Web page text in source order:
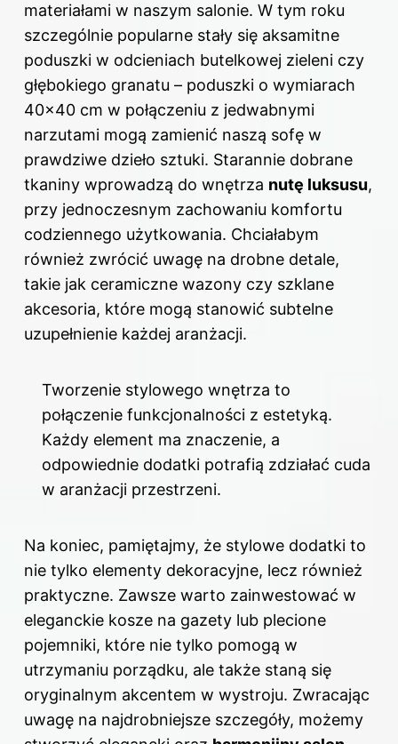
materiałami w naszym salonie. W tym roku
szczególnie popularne stały się aksamitne
poduszki w odcieniach butelkowej zieleni czy
głębokiego granatu – poduszki o wymiarach
40×40 cm w połączeniu z jedwabnymi
narzutami mogą zamienić naszą sofę w
prawdziwe dzieło sztuki. Starannie dobrane
tkaniny wprowadzą do wnętrza nutę luksusu,
przy jednoczesnym zachowaniu komfortu
codziennego użytkowania. Chciałabym
również zwrócić uwagę na drobne detale,
takie jak ceramiczne wazony czy szklane
akcesoria, które mogą stanowić subtelne
uzupełnienie każdej aranżacji.
Tworzenie stylowego wnętrza to
połączenie funkcjonalności z estetyką.
Każdy element ma znaczenie, a
odpowiednie dodatki potrafią zdziałać cuda
w aranżacji przestrzeni.
Na koniec, pamiętajmy, że stylowe dodatki to
nie tylko elementy dekoracyjne, lecz również
praktyczne. Zawsze warto zainwestować w
eleganckie kosze na gazety lub plecione
pojemniki, które nie tylko pomogą w
utrzymaniu porządku, ale także staną się
oryginalnym akcentem w wystroju. Zwracając
uwagę na najdrobniejsze szczegóły, możemy